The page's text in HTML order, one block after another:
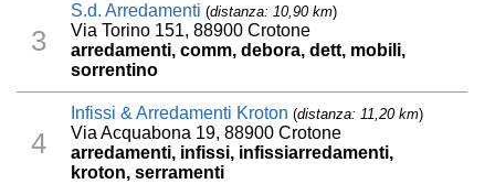
3
S.d. Arredamenti (distanza: 10,90 km)
Via Torino 151, 88900 Crotone
arredamenti, comm, debora, dett, mobili,
sorrentino
4
Infissi & Arredamenti Kroton (distanza: 11,20 km)
Via Acquabona 19, 88900 Crotone
arredamenti, infissi, infissiarredamenti,
kroton, serramenti